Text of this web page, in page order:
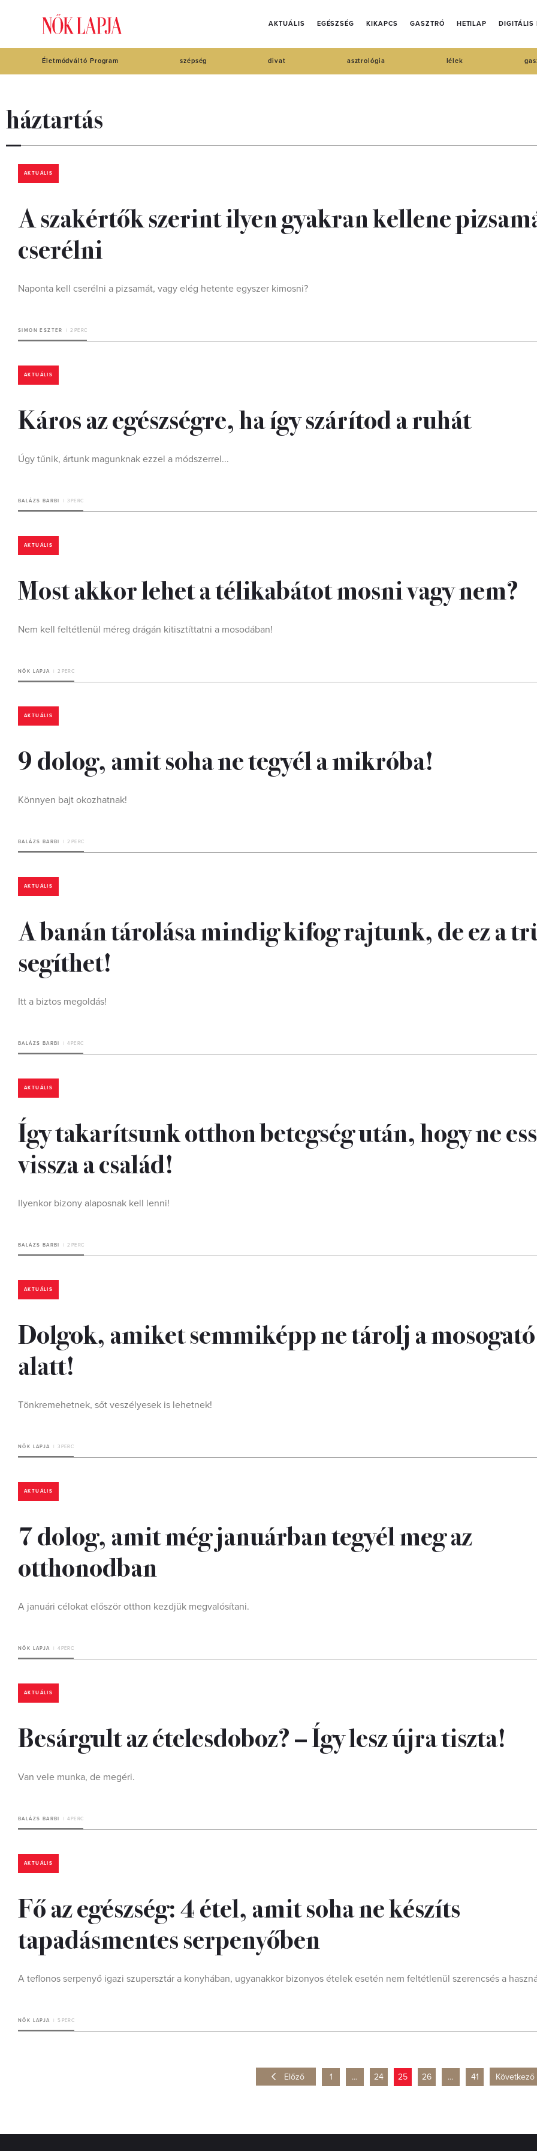
AKTUÁLIS EGÉSZSÉG KIKAPCS GASZTRÓ HETILAP DIGITÁLIS
Életmódváltó Program szépség divat asztrológia lélek
háztartás
AKTUÁLIS
A szakértők szerint ilyen gyakran kellene
cserélni
Naponta kell cserélni a pizsamát, vagy elég hetente egyszer kimosni?
SIMON ESZTER 2 PERC
AKTUÁLIS
Káros az egészségre, ha így szárítod a ruhát
Úgy tűnik, ártunk magunknak ezzel a módszerrel...
BALÁZS BARBI 3 PERC
AKTUÁLIS
Most akkor lehet a télikabátot mosni vagy nem?
Nem kell feltétlenül méreg drágán kitisztíttatni a mosodában!
NŐK LAPJA 2 PERC
AKTUÁLIS
9 dolog, amit soha ne tegyél a mikróba!
Könnyen bajt okozhatnak!
BALÁZS BARBI 2 PERC
AKTUÁLIS
A banán tárolása mindig kifog rajtunk, de ez a
segíthet!
Itt a biztos megoldás!
BALÁZS BARBI 4 PERC
AKTUÁLIS
Így takarítsunk otthon betegség után, hogy ne
vissza a család!
Ilyenkor bizony alaposnak kell lenni!
BALÁZS BARBI 2 PERC
AKTUÁLIS
Dolgok, amiket semmiképp ne tárolj a mosogató
alatt!
Tönkremehetnek, sőt veszélyesek is lehetnek!
NŐK LAPJA 3 PERC
AKTUÁLIS
7 dolog, amit még januárban tegyél meg az
otthonodban
A januári célokat először otthon kezdjük megvalósítani.
NŐK LAPJA 4 PERC
AKTUÁLIS
Besárgult az ételesdoboz? – Így lesz újra tiszta!
Van vele munka, de megéri.
BALÁZS BARBI 4 PERC
AKTUÁLIS
Fő az egészség: 4 étel, amit soha ne készíts
tapadásmentes serpenyőben
A teflonos serpenyő igazi szupersztár a konyhában, ugyanakkor bizonyos ételek esetén nem feltétlenül szerencsés a
NŐK LAPJA 5 PERC
Előző 1 … 24 25 26 … 41 Következő